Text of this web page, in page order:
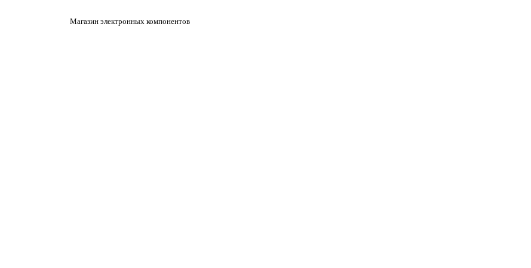
Магазин электронных компонентов